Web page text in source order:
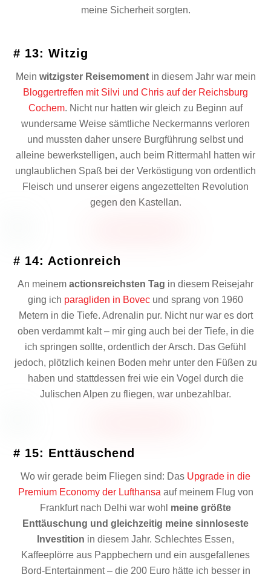
meine Sicherheit sorgten.
# 13: Witzig
Mein witzigster Reisemomentin diesem Jahr war mein
Bloggertreffen mit Silvi und Chris auf der Reichsburg
Cochem. Nicht nur hatten wir gleich zu Beginn auf
wundersame Weise sämtliche Neckermanns verloren
und mussten daher unsere Burgführung selbst und
alleine bewerkstelligen, auch beim Rittermahl hatten wir
unglaublichen Spaß bei der Verköstigung von ordentlich
Fleisch und unserer eigens angezettelten Revolution
gegen den Kastellan.
# 14: Actionreich
An meinem actionsreichsten Tag in diesem Reisejahr
ging ich paragliden in Bovec und sprang von 1960
Metern in die Tiefe. Adrenalin pur. Nicht nur war es dort
oben verdammt kalt – mir ging auch bei der Tiefe, in die
ich springen sollte, ordentlich der Arsch. Das Gefühl
jedoch, plötzlich keinen Boden mehr unter den Füßen zu
haben und stattdessen frei wie ein Vogel durch die
Julischen Alpen zu fliegen, war unbezahlbar.
# 15: Enttäuschend
Wo wir gerade beim Fliegen sind: Das Upgrade in die
Premium Economy der Lufthansa auf meinem Flug von
Frankfurt nach Delhi war wohl meine größte
Enttäuschung und gleichzeitig meine sinnloseste
Investition in diesem Jahr. Schlechtes Essen,
Kaffeeplörre aus Pappbechern und ein ausgefallenes
Bord-Entertainment – die 200 Euro hätte ich besser in